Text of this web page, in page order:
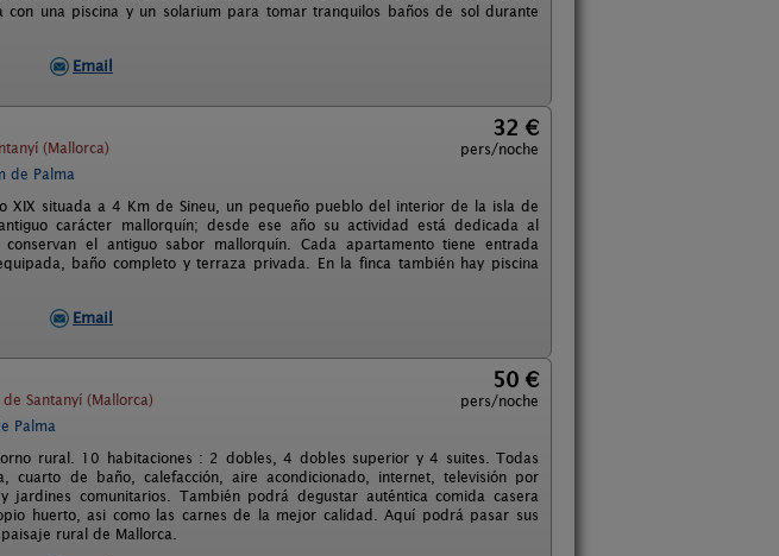
con una piscina y un solarium para tomar tranquilos baños de sol durante
Email
(Mallorca)
32 €
pers/noche
de Palma
XIX situada a 4 Km de Sineu, un pequeño pueblo del interior de la isla de
carácter mallorquín; desde ese año su actividad está dedicada al
el antiguo sabor mallorquín. Cada apartamento tiene entrada
baño completo y terraza privada. En la finca también hay piscina
Email
de Santanyí (Mallorca)
50 €
pers/noche
Palma
rural. 10 habitaciones : 2 dobles, 4 dobles superior y 4 suites. Todas
cuarto de baño, calefacción, aire acondicionado, internet, televisión por
comunitarios. También podrá degustar auténtica comida casera
huerto, asi como las carnes de la mejor calidad. Aquí podrá pasar sus
rural de Mallorca.